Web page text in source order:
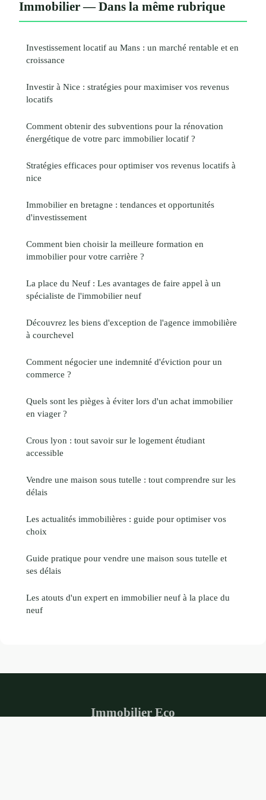
Immobilier — Dans la même rubrique
Investissement locatif au Mans : un marché rentable et en
croissance
Investir à Nice : stratégies pour maximiser vos revenus
locatifs
Comment obtenir des subventions pour la rénovation
énergétique de votre parc immobilier locatif ?
Stratégies efficaces pour optimiser vos revenus locatifs à
nice
Immobilier en bretagne : tendances et opportunités
d'investissement
Comment bien choisir la meilleure formation en
immobilier pour votre carrière ?
La place du Neuf : Les avantages de faire appel à un
spécialiste de l'immobilier neuf
Découvrez les biens d'exception de l'agence immobilière
à courchevel
Comment négocier une indemnité d'éviction pour un
commerce ?
Quels sont les pièges à éviter lors d'un achat immobilier
en viager ?
Crous lyon : tout savoir sur le logement étudiant
accessible
Vendre une maison sous tutelle : tout comprendre sur les
délais
Les actualités immobilières : guide pour optimiser vos
choix
Guide pratique pour vendre une maison sous tutelle et
ses délais
Les atouts d'un expert en immobilier neuf à la place du
neuf
Immobilier Eco